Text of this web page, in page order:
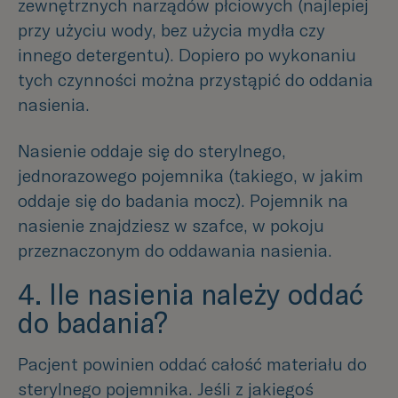
zewnętrznych narządów płciowych (najlepiej
przy użyciu wody, bez użycia mydła czy
innego detergentu). Dopiero po wykonaniu
tych czynności można przystąpić do oddania
nasienia.
Nasienie oddaje się do sterylnego,
jednorazowego pojemnika (takiego, w jakim
oddaje się do badania mocz). Pojemnik na
nasienie znajdziesz w szafce, w pokoju
przeznaczonym do oddawania nasienia.
4. Ile nasienia należy oddać
do badania?
Pacjent powinien oddać całość materiału do
sterylnego pojemnika. Jeśli z jakiegoś